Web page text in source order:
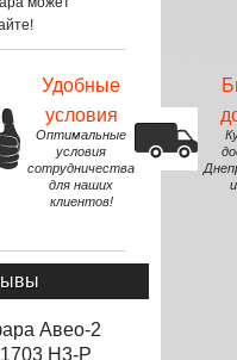
Удобные
условия
Оптимальные
условия
сотрудничества
для наших
клиентов!
Авео-2
H3-P